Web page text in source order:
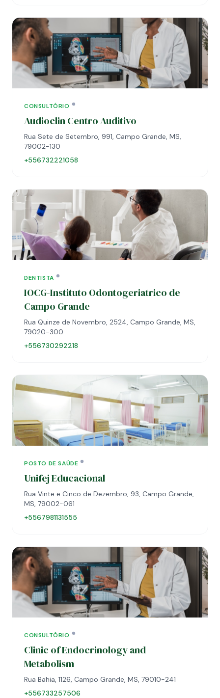
CONSULTÓRIO
Audioclin Centro Auditivo
Rua Sete de Setembro, 991, Campo Grande, MS,
79002-130
+556732221058
DENTISTA
IOCG-Instituto Odontogeriatrico de
Campo Grande
Rua Quinze de Novembro, 2524, Campo Grande, MS,
79020-300
+556730292218
POSTO DE SAÚDE
Unifej Educacional
Rua Vinte e Cinco de Dezembro, 93, Campo Grande,
MS, 79002-061
+5567981131555
CONSULTÓRIO
Clinic of Endocrinology and
Metabolism
Rua Bahia, 1126, Campo Grande, MS, 79010-241
+556733257506